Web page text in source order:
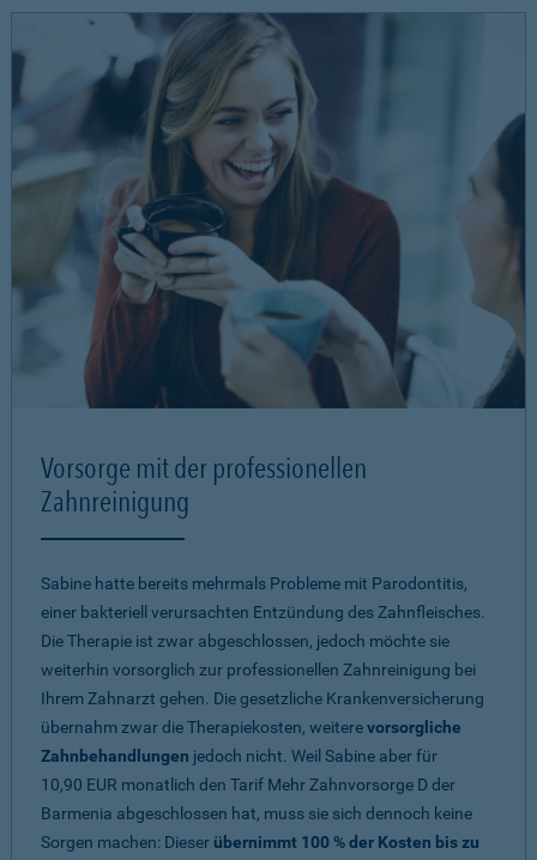
Vorsorge mit der professionellen
Zahnreinigung
Sabine hatte bereits mehrmals Probleme mit Parodontitis,
einer bakteriell verursachten Entzündung des Zahnfleisches.
Die Therapie ist zwar abgeschlossen, jedoch möchte sie
weiterhin vorsorglich zur professionellen Zahnreinigung bei
Ihrem Zahnarzt gehen. Die gesetzliche Krankenversicherung
übernahm zwar die Therapiekosten, weiterevorsorgliche
Zahnbehandlungen jedoch nicht. Weil Sabine aber für
10,90 EUR monatlich den Tarif Mehr Zahnvorsorge D der
Barmenia abgeschlossen hat, muss sie sich dennoch keine
Sorgen machen: Dieser übernimmt 100 % der Kosten bis zu